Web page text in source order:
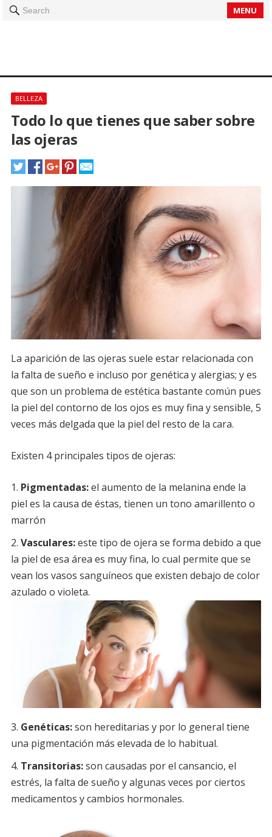
Search MENU
BELLEZA
Todo lo que tienes que saber sobre
las ojeras
La aparición de las ojeras suele estar relacionada con
la falta de sueño e incluso por genética y alergias; y es
que son un problema de estética bastante común pues
la piel del contorno de los ojos es muy fina y sensible, 5
veces más delgada que la piel del resto de la cara.
Existen 4 principales tipos de ojeras:
Pigmentadas:el aumento de la melanina ende la
piel es la causa de éstas, tienen un tono amarillento o
marrón
Vasculares:este tipo de ojera se forma debido a que
la piel de esa área es muy fina, lo cual permite que se
vean los vasos sanguíneos que existen debajo de color
azulado o violeta.
Genéticas:son hereditarias y por lo general tiene
una pigmentación más elevada de lo habitual.
Transitorias:son causadas por el cansancio, el
estrés, la falta de sueño y algunas veces por ciertos
medicamentos y cambios hormonales.